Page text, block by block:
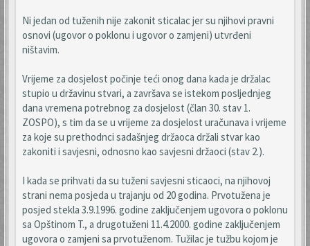
Ni jedan od tuženih nije zakonit sticalac jer su njihovi pravni
osnovi (ugovor o poklonu i ugovor o zamjeni) utvrđeni
ništavim.
Vrijeme za dosjelost počinje teći onog dana kada je držalac
stupio u državinu stvari, a završava se istekom posljednjeg
dana vremena potrebnog za dosjelost (član 30. stav 1.
ZOSPO), s tim da se u vrijeme za dosjelost uračunava i vrijeme
za koje su prethodnci sadašnjeg držaoca držali stvar kao
zakoniti i savjesni, odnosno kao savjesni držaoci (stav 2.).
I kada se prihvati da su tuženi savjesni sticaoci, na njihovoj
strani nema posjeda u trajanju od 20 godina. Prvotužena je
posjed stekla 3.9.1996. godine zaključenjem ugovora o poklonu
sa Opštinom T., a drugotuženi 11.4.2000. godine zaključenjem
ugovora o zamjeni sa prvotuženom. Tužilac je tužbu kojom je